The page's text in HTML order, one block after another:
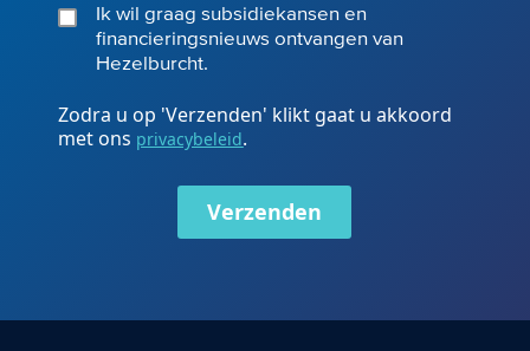
Ik wil graag subsidiekansen en
financieringsnieuws ontvangen van
Hezelburcht.
Zodra u op 'Verzenden' klikt gaat u akkoord
met ons privacybeleid.
Verzenden